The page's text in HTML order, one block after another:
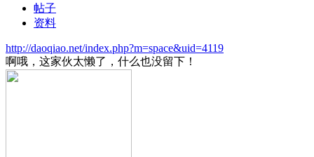
帖子
资料
http://daoqiao.net/index.php?m=space&uid=4119
啊哦，这家伙太懒了，什么也没留下！